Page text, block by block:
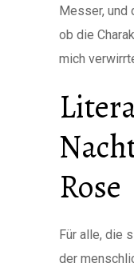
Messer, und
ob die
mich
Rose
Für alle, die
der